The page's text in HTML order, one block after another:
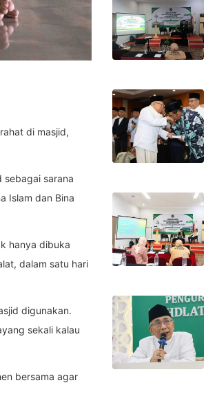
di masjid,
sebagai sarana
Islam dan Bina
hanya dibuka
dalam satu hari
digunakan.
sekali kalau
bersama agar